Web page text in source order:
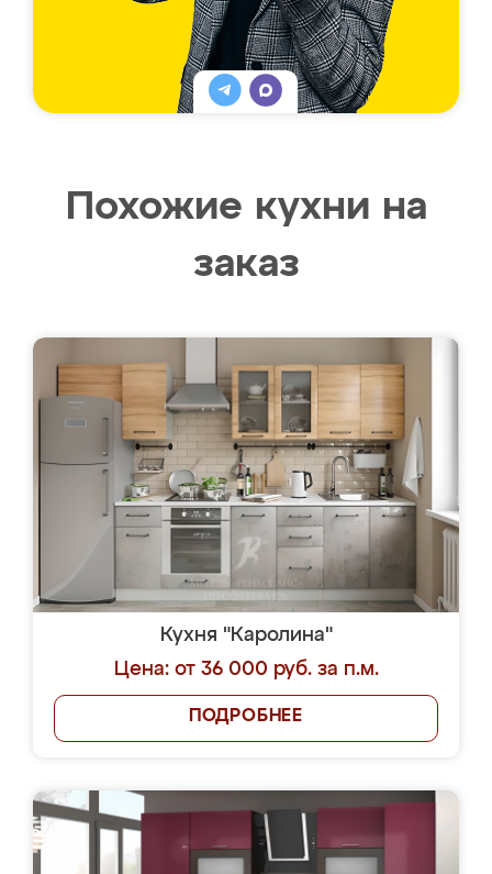
Похожие кухни на
заказ
Кухня "Каролина"
Цена: от 36 000 руб. за п.м.
ПОДРОБНЕЕ